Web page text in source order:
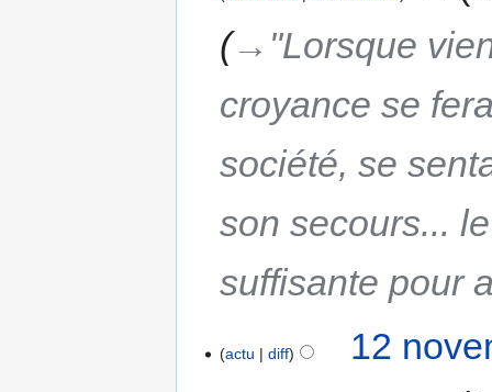
→‎"Lorsque
croyance se
société, se
son secours...
suffisante pour
actu diff 12